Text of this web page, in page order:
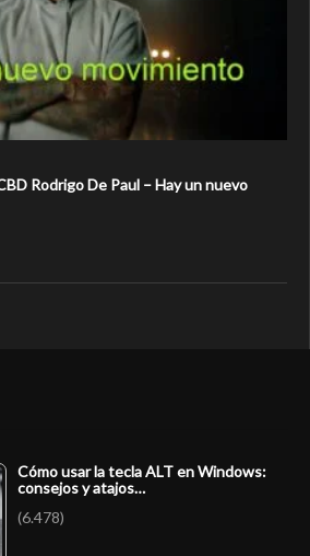
Rodrigo De Paul – Hay un nuevo
Cómo usar la tecla ALT en Windows:
consejos y atajos…
(6.478)